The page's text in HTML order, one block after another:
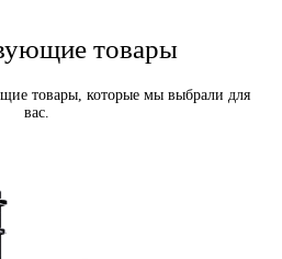
товары
товары, которые мы выбрали для
вас.